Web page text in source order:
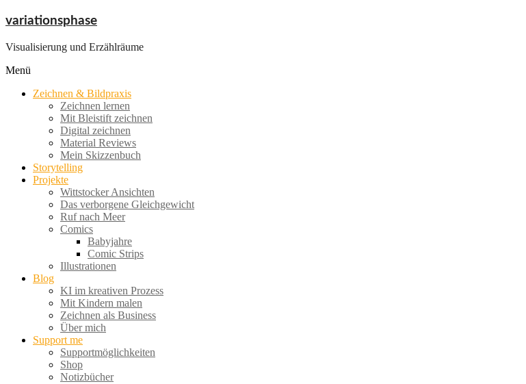
Zum
springen
variationsphase
Visualisierung und Erzählräume
Menü
Zeichnen & Bildpraxis
Zeichnen lernen
Mit Bleistift zeichnen
Digital zeichnen
Material Reviews
Mein Skizzenbuch
Storytelling
Projekte
Wittstocker Ansichten
Das verborgene Gleichgewicht
Ruf nach Meer
Comics
Babyjahre
Comic Strips
Illustrationen
Blog
KI im kreativen Prozess
Mit Kindern malen
Zeichnen als Business
Über mich
Support me
Supportmöglichkeiten
Shop
Notizbücher